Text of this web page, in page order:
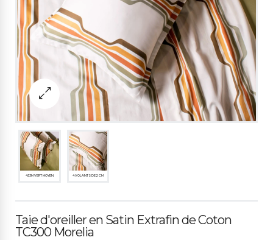
453M VERT MOYEN 4 VOLANTS DE 2 CM
Taie d'oreiller en Satin Extrafin de Coton
TC300 Morelia